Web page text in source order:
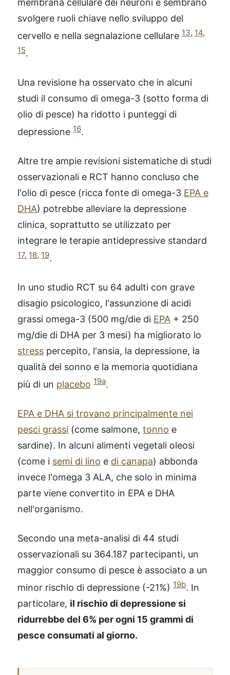
membrana cellulare dei neuroni e sembrano
svolgere ruoli chiave nello sviluppo del
cervello e nella segnalazione cellulare 13, 14,
15.
Una revisione ha osservato che in alcuni
studi il consumo di omega-3 (sotto forma di
olio di pesce) ha ridotto i punteggi di
depressione 16.
Altre tre ampie revisioni sistematiche di studi
osservazionali e RCT hanno concluso che
l'olio di pesce (ricca fonte di omega-3 EPA e
DHA) potrebbe alleviare la depressione
clinica, soprattutto se utilizzato per
integrare le terapie antidepressive standard
17, 18, 19.
In uno studio RCT su 64 adulti con grave
disagio psicologico, l'assunzione di acidi
grassi omega-3 (500 mg/die di EPA + 250
mg/die di DHA per 3 mesi) ha migliorato lo
stress percepito, l'ansia, la depressione, la
qualità del sonno e la memoria quotidiana
più di un placebo 19a.
EPA e DHA si trovano principalmente nei
pesci grassi (come salmone, tonno e
sardine). In alcuni alimenti vegetali oleosi
(come i semi di lino e di canapa) abbonda
invece l'omega 3 ALA, che solo in minima
parte viene convertito in EPA e DHA
nell'organismo.
Secondo una meta-analisi di 44 studi
osservazionali su 364.187 partecipanti, un
maggior consumo di pesce è associato a un
minor rischio di depressione (-21%) 19b. In
particolare, il rischio di depressione si
ridurrebbe del 6% per ogni 15 grammi di
pesce consumati al giorno.